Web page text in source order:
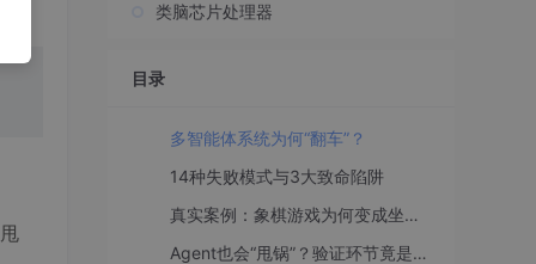
类脑芯片处理器
目录
多智能体系统为何“翻车”？
14种失败模式与3大致命陷阱
真实案例：象棋游戏为何变成坐标输入器？
Agent也会“甩锅”？验证环节竟是最大背锅侠